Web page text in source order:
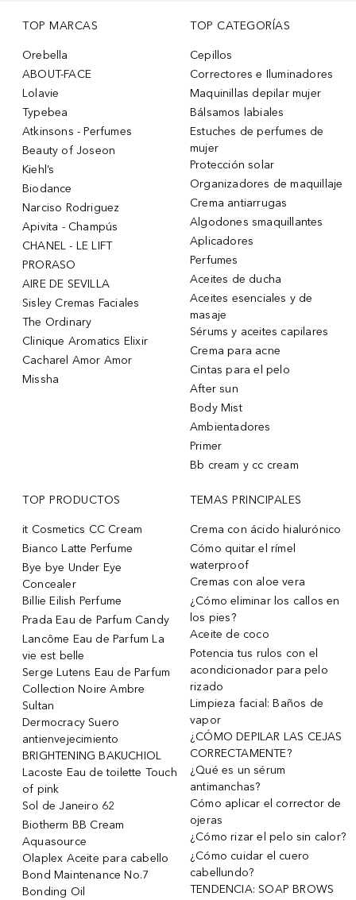
TOP MARCAS
Orebella
ABOUT-FACE
Lolavie
Typebea
Atkinsons - Perfumes
Beauty of Joseon
Kiehl’s
Biodance
Narciso Rodriguez
Apivita - Champús
CHANEL - LE LIFT
PRORASO
AIRE DE SEVILLA
Sisley Cremas Faciales
The Ordinary
Clinique Aromatics Elixir
Cacharel Amor Amor
Missha
TOP CATEGORÍAS
Cepillos
Correctores e Iluminadores
Maquinillas depilar mujer
Bálsamos labiales
Estuches de perfumes de
mujer
Protección solar
Organizadores de maquillaje
Crema antiarrugas
Algodones smaquillantes
Aplicadores
Perfumes
Aceites de ducha
Aceites esenciales y de
masaje
Sérums y aceites capilares
Crema para acne
Cintas para el pelo
After sun
Body Mist
Ambientadores
Primer
Bb cream y cc cream
TOP PRODUCTOS
it Cosmetics CC Cream
Bianco Latte Perfume
Bye bye Under Eye
Concealer
Billie Eilish Perfume
Prada Eau de Parfum Candy
Lancôme Eau de Parfum La
vie est belle
Serge Lutens Eau de Parfum
Collection Noire Ambre
Sultan
Dermocracy Suero
antienvejecimiento
BRIGHTENING BAKUCHIOL
Lacoste Eau de toilette Touch
of pink
Sol de Janeiro 62
Biotherm BB Cream
Aquasource
Olaplex Aceite para cabello
Bond Maintenance No.7
Bonding Oil
TEMAS PRINCIPALES
Crema con ácido hialurónico
Cómo quitar el rímel
waterproof
Cremas con aloe vera
¿Cómo eliminar los callos en
los pies?
Aceite de coco
Potencia tus rulos con el
acondicionador para pelo
rizado
Limpieza facial: Baños de
vapor
¿CÓMO DEPILAR LAS CEJAS
CORRECTAMENTE?
¿Qué es un sérum
antimanchas?
Cómo aplicar el corrector de
ojeras
¿Cómo rizar el pelo sin calor?
¿Cómo cuidar el cuero
cabellundo?
TENDENCIA: SOAP BROWS